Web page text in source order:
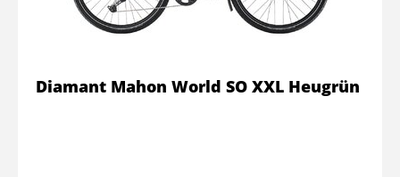
Diamant Mahon World SO XXL Heugrün